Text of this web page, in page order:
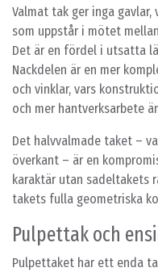
Valmat tak ger inga
som uppstår i mötet
Det är en fördel i utsatta
Nackdelen är en mer
och vinklar, vars
och mer hantverksarbete
Det halvvalmade taket –
överkant – är en
karaktär utan sadeltakets
takets fulla geometriska
Pulpettak och
Pulpettaket har ett enda